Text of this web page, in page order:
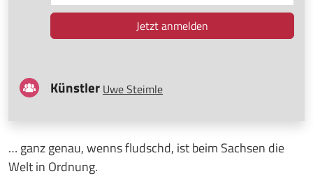
… ganz genau, wenns fludschd, ist beim Sachsen die
Welt in Ordnung.
Künstler Uwe Steimle